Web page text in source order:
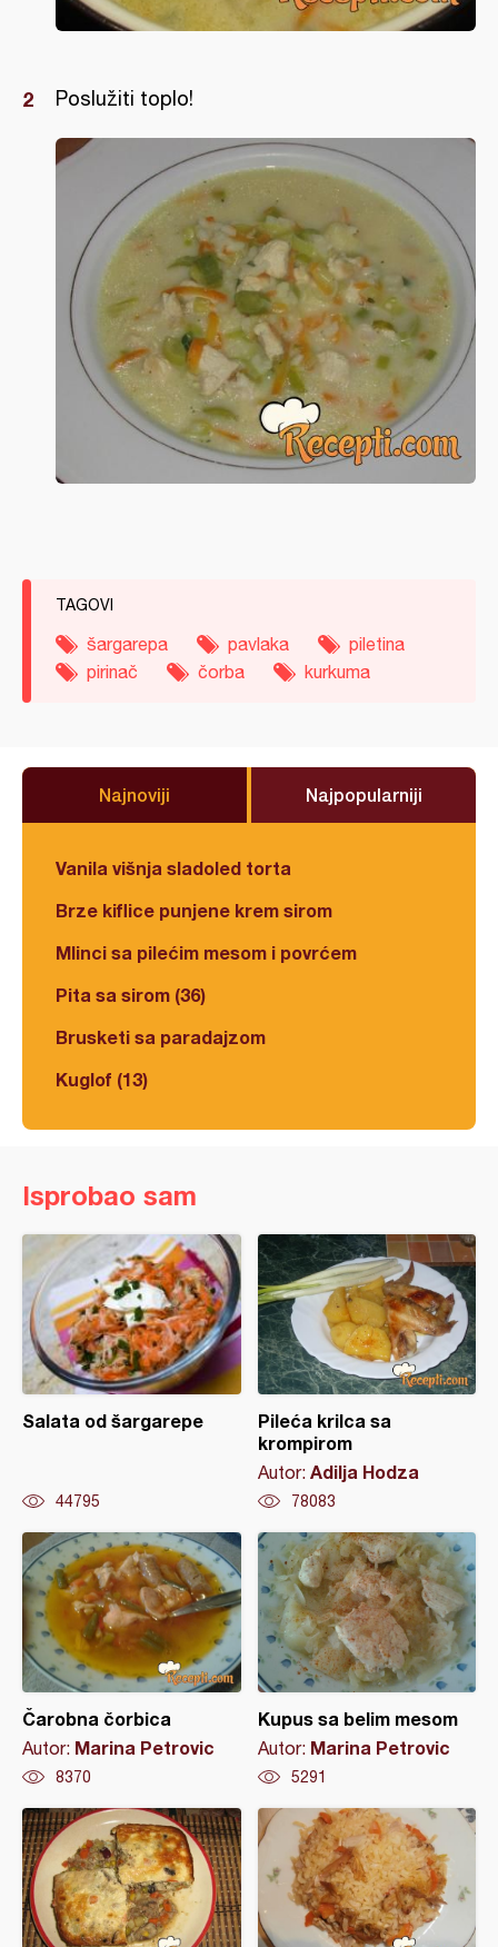
Poslužiti toplo!
TAGOVI
šargarepa pavlaka
piletina
pirinač
čorba kurkuma
Najnoviji Najpopularniji
Vanila višnja sladoled torta
Brze kiflice punjene krem sirom
Mlinci sa pilećim mesom i povrćem
Pita sa sirom (36)
Brusketi sa paradajzom
Kuglof (13)
Isprobao sam
Salata od šargarepe
44795
Pileća krilca sa
krompirom
Autor: Adilja Hodza
78083
Čarobna čorbica
Autor: Marina Petrovic
8370
Kupus sa belim mesom
Autor: Marina Petrovic
5291